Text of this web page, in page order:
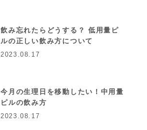
飲み忘れたらどうする？ 低用量ピ
ルの正しい飲み方について
2023.08.17
今月の生理日を移動したい！中用量
ピルの飲み方
2023.08.17